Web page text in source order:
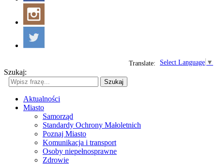
Select Language ▼
Translate:
Szukaj:
Szukaj
Aktualności
Miasto
Samorząd
Standardy Ochrony Małoletnich
Poznaj Miasto
Komunikacja i transport
Osoby niepełnosprawne
Zdrowie